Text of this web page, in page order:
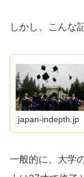
しかし、こんな
japan-indepth.jp
一般的に、大学